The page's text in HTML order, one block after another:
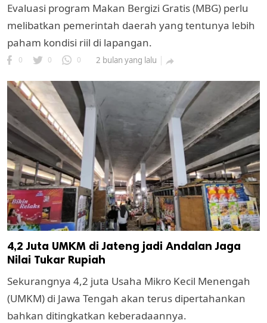
Evaluasi program Makan Bergizi Gratis (MBG) perlu
melibatkan pemerintah daerah yang tentunya lebih
paham kondisi riil di lapangan.
0 0 0 2 bulan yang lalu 
4,2 Juta UMKM di Jateng jadi Andalan Jaga
Nilai Tukar Rupiah
Sekurangnya 4,2 juta Usaha Mikro Kecil Menengah
(UMKM) di Jawa Tengah akan terus dipertahankan
bahkan ditingkatkan keberadaannya.